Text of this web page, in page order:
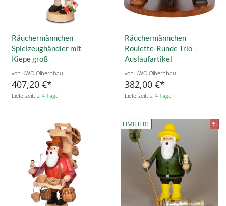
Räuchermännchen
Spielzeughändler mit
Kiepe groß
von KWO Olbernhau
407,20 €
Lieferzeit: 2-4 Tage
Räuchermännchen
Roulette-Runde Trio -
Auslaufartikel
von KWO Olbernhau
382,00 €
Lieferzeit: 2-4 Tage
%
LIMITIERT